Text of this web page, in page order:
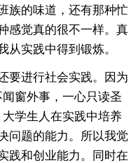
族的味道，还有那种忙
感觉真的很不一样。真
从实践中得到锻炼。
要进行社会实践。因为
窗外事，一心只读圣
学生人在实践中培养
问题的能力。所以我觉
践和创业能力。同时在